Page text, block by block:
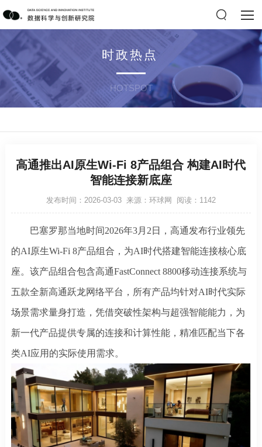
时政热点
HOTSPOT
高通推出AI原生Wi-Fi 8产品组合 构建AI时代
智能连接新底座
发布时间：2026-03-03 来源：环球网 阅读：1142
巴塞罗那当地时间2026年3月2日，高通发布行业领先
的AI原生Wi-Fi 8产品组合，为AI时代搭建智能连接核心底
座。该产品组合包含高通FastConnect 8800移动连接系统与
五款全新高通跃龙网络平台，所有产品均针对AI时代实际
场景需求量身打造，凭借突破性架构与超强智能能力，为
新一代产品提供专属的连接和计算性能，精准匹配当下各
类AI应用的实际使用需求。